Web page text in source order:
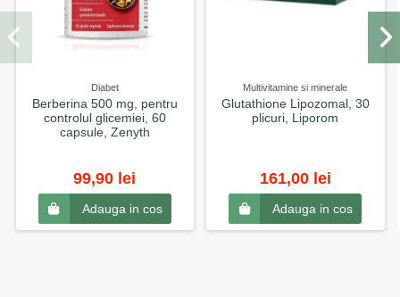
Diabet
Berberina 500 mg, pentru
controlul glicemiei, 60
capsule, Zenyth
99,90 lei
Adauga in cos
Multivitamine si minerale
Glutathione Lipozomal, 30
plicuri, Liporom
161,00 lei
Adauga in cos